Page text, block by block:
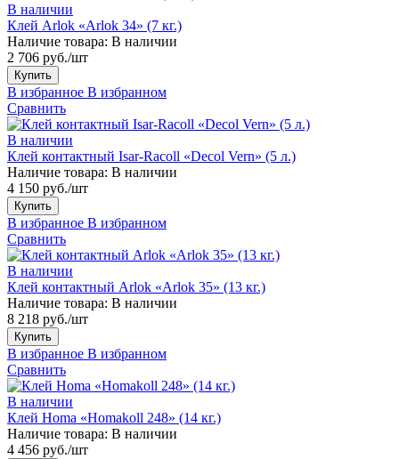
В наличии
Клей Arlok «Arlok 34» (7 кг.)
Наличие товара: В наличии
2 706 руб./шт
Купить
В избранное В избранном
Сравнить
В наличии
Клей контактный Isar-Racoll «Decol Vern» (5 л.)
Наличие товара: В наличии
4 150 руб./шт
Купить
В избранное В избранном
Сравнить
В наличии
Клей контактный Arlok «Arlok 35» (13 кг.)
Наличие товара: В наличии
8 218 руб./шт
Купить
В избранное В избранном
Сравнить
В наличии
Клей Homa «Homakoll 248» (14 кг.)
Наличие товара: В наличии
4 456 руб./шт